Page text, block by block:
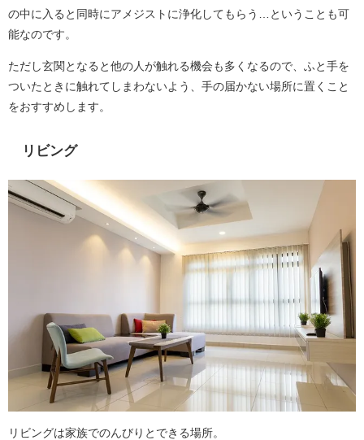
の中に入ると同時にアメジストに浄化してもらう…ということも可
能なのです。
ただし玄関となると他の人が触れる機会も多くなるので、ふと手を
ついたときに触れてしまわないよう、手の届かない場所に置くこと
をおすすめします。
リビング
リビングは家族でのんびりとできる場所。